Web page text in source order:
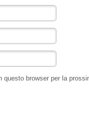
browser per la